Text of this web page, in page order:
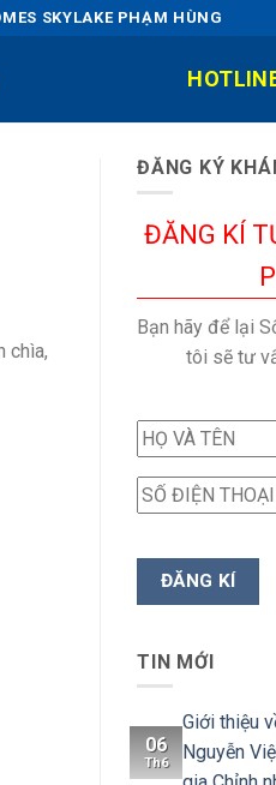
SKYLAKE PHẠM HÙNG
chìa,
ĐĂNG KÝ
ĐĂNG KÍ
Bạn hãy để lại
tôi sẽ tư
TIN MỚI
06
Th6
Giới thiệu
Nguyễn